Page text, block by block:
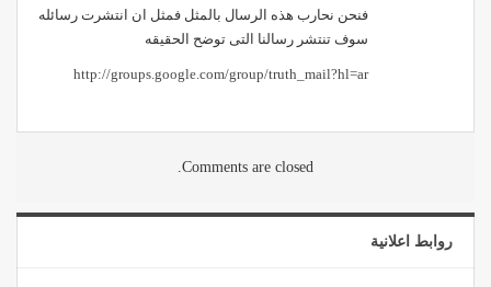
فنحن نحارب هذه الرسال بالمثل فمثل ان انتشرت رسائله
سوف تنتشر رسالنا التى توضح الحقيقه
http://groups.google.com/group/truth_mail?hl=ar
Comments are closed.
روابط اعلانية